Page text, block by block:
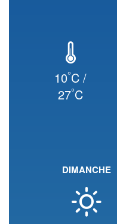
10°C /
27°C
DIMANCHE